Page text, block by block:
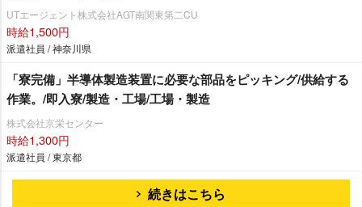
UTエージェント株式会社AGT南関東第二CU
時給1,500円
派遣社員 / 神奈川県
「寮完備」半導体製造装置に必要な部品をピッキング/供給する
作業。/即入寮/製造・工場/工場・製造
株式会社京栄センター
時給1,300円
派遣社員 / 東京都
続きはこちら